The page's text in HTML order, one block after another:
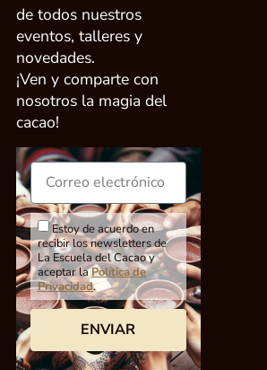
de todos nuestros
eventos, talleres y
novedades.
¡Ven y comparte con
nosotros la magia del
cacao!
Estoy de acuerdo en
recibir los newsletters de
La Escuela del Cacao y
aceptar laPolítica de
Privacidad.
ENVIAR